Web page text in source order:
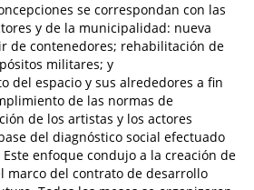
se correspondan con las
y de la municipalidad: nueva
de contenedores; rehabilitación de
militares; y
del espacio y sus alrededores a fin
de las normas de
de los artistas y los actores
del diagnóstico social efectuado
enfoque condujo a la creación de
marco del contrato de desarrollo